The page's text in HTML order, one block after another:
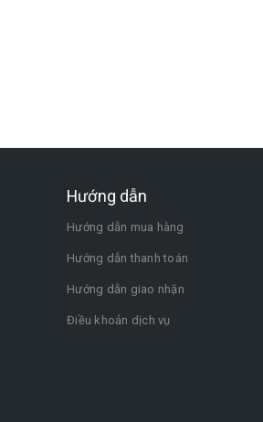
Hướng dẫn
Hướng dẫn mua hàng
Hướng dẫn thanh toán
Hướng dẫn giao nhận
Điều khoản dịch vụ